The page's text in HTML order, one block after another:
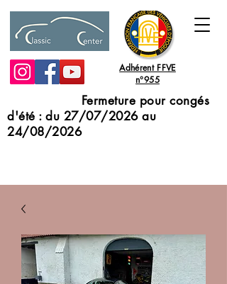
Adhérent FFVE
n°955
Fermeture pour congés
d'été : du 27/07/2026 au
24/08/2026